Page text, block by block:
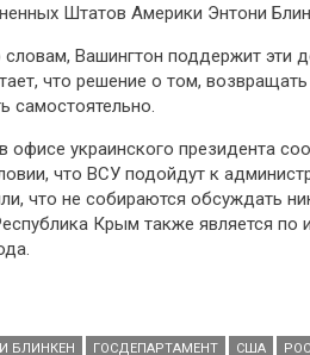
Штатов Америки Энтони
словам, Вашингтон поддержит эти
что решение о том,
самостоятельно.
офисе украинского президента
что ВСУ подойдут к
что не собираются обсуждать
Крым также является по
БЛИНКЕН ГОСДЕПАРТАМЕНТ США